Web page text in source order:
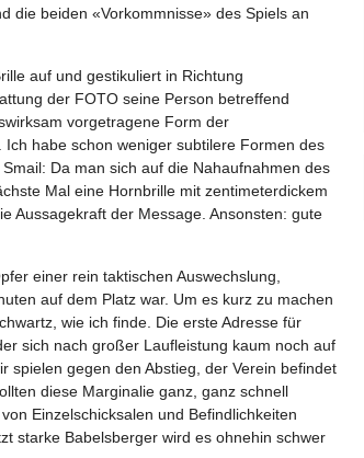
die beiden «Vorkommnisse» des Spiels an
auf und gestikuliert in Richtung
der FOTO seine Person betreffend
vorgetragene Form der
habe schon weniger subtilere Formen des
Da man sich auf die Nahaufnahmen des
Mal eine Hornbrille mit zentimeterdickem
Aussagekraft der Message. Ansonsten: gute
einer rein taktischen Auswechslung,
auf dem Platz war. Um es kurz zu machen
wie ich finde. Die erste Adresse für
sich nach großer Laufleistung kaum noch auf
spielen gegen den Abstieg, der Verein befindet
diese Marginalie ganz, ganz schnell
Einzelschicksalen und Befindlichkeiten
starke Babelsberger wird es ohnehin schwer